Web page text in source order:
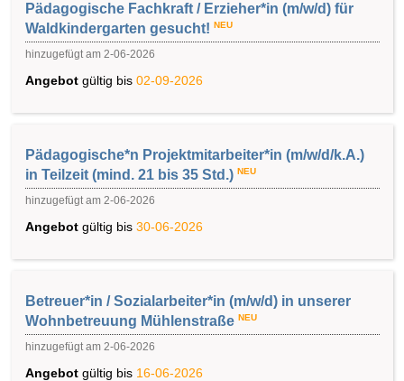
Pädagogische Fachkraft / Erzieher*in (m/w/d) für
Waldkindergarten gesucht!
NEU
hinzugefügt am 2-06-2026
Angebot gültig bis 02-09-2026
Pädagogische*n Projektmitarbeiter*in (m/w/d/k.A.)
in Teilzeit (mind. 21 bis 35 Std.) NEU
hinzugefügt am 2-06-2026
Angebot gültig bis 30-06-2026
Betreuer*in / Sozialarbeiter*in (m/w/d) in unserer
Wohnbetreuung Mühlenstraße NEU
hinzugefügt am 2-06-2026
Angebot gültig bis 16-06-2026